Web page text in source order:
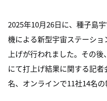
2025年10月26日に、種子島
機による新型宇宙ステーシ
上げが行われました。その
にて打上げ結果に関する記
名、オンラインで11社14名